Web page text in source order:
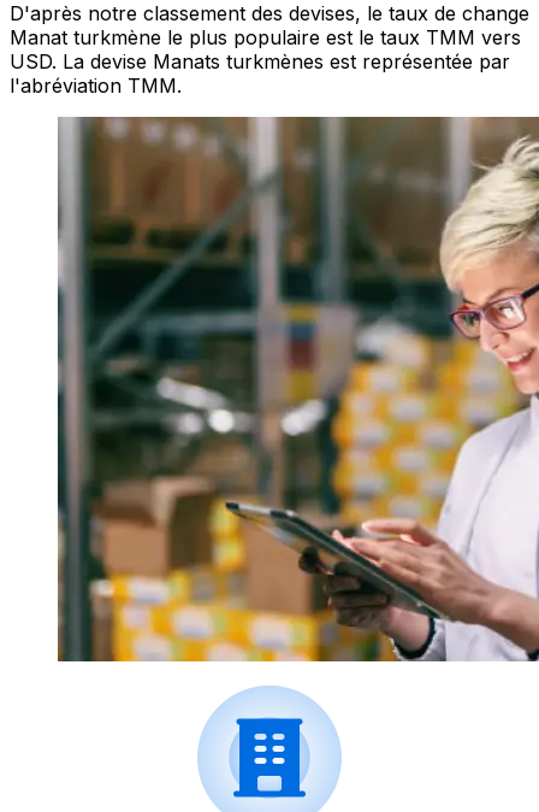
D'après notre classement des devises, le taux de change
Manat turkmène le plus populaire est le taux TMM vers
USD. La devise Manats turkmènes est représentée par
l'abréviation TMM.